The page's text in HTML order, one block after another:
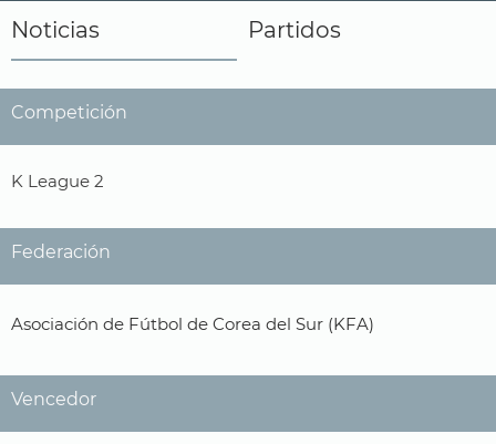
Noticias Partidos
Competición
K League 2
Federación
Asociación de Fútbol de Corea del Sur (KFA)
Vencedor